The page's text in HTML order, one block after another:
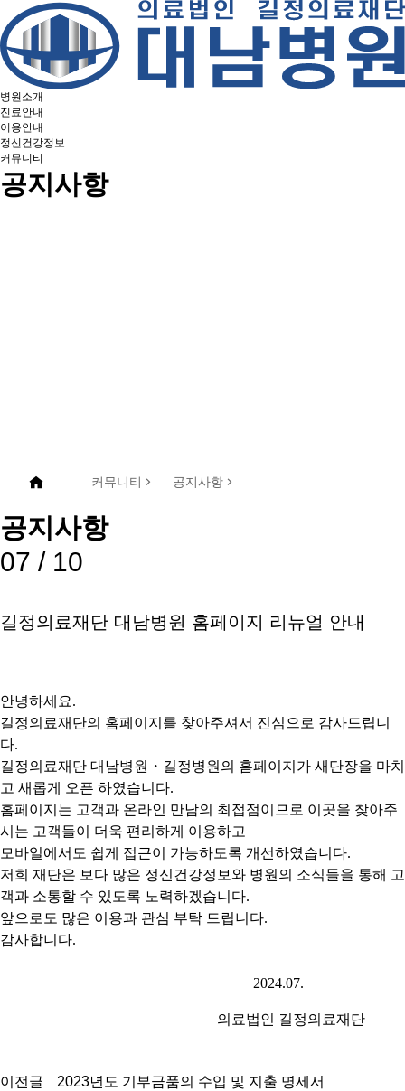
병원소개
진료안내
이용안내
정신건강정보
커뮤니티
공지사항
커뮤니티 공지사항
공지사항
07 / 10
길정의료재단 대남병원 홈페이지 리뉴얼 안내
안녕하세요.
길정의료재단의 홈페이지를 찾아주셔서 진심으로 감사드립니
다.
길정의료재단 대남병원 ・ 길정병원의 홈페이지가 새단장을 마치
고 새롭게 오픈 하였습니다.
홈페이지는 고객과 온라인 만남의 최접점이므로 이곳을 찾아주
시는 고객들이 더욱 편리하게 이용하고
모바일에서도 쉽게 접근이 가능하도록 개선하였습니다.
저희 재단은 보다 많은 정신건강정보와 병원의 소식들을 통해 고
객과 소통할 수 있도록 노력하겠습니다.
앞으로도 많은 이용과 관심 부탁 드립니다.
감사합니다.
2024.07.
의료법인 길정의료재단
이전글 2023년도 기부금품의 수입 및 지출 명세서